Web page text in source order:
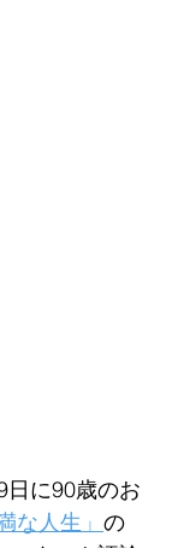
日に90歳のお
な人生」 の